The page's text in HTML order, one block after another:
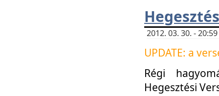
2012. 03. 30. -
UPDATE: a
Régi
Hegesztési